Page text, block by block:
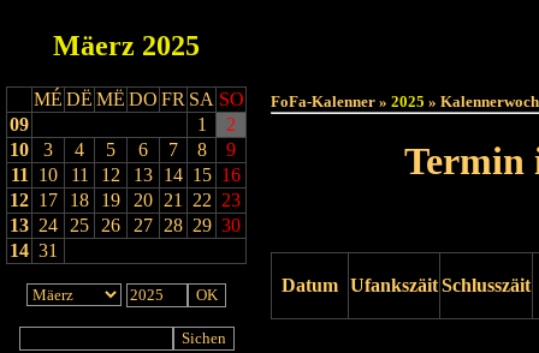
Mäerz 2025
MÉ DË MË DO FR SA SO
09
1
2
10
3 4 5 6 7 8
9
11
10 11 12 13 14 15 16
12 17 18 19 20 21 22 23
13 24 25 26 27 28 29 30
14 31
FoFa-Kalenner » 2025 »
Termin
Datum UfankszäitSchlusszäit